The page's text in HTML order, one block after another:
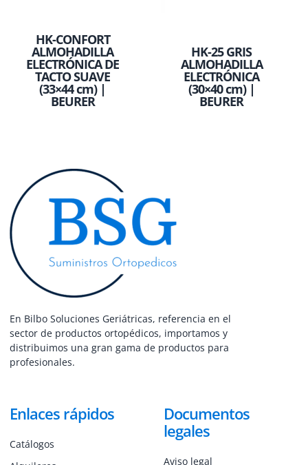
HK-CONFORT
ALMOHADILLA
ELECTRÓNICA DE
TACTO SUAVE
(33×44 cm) |
BEURER
HK-25 GRIS
ALMOHADILLA
ELECTRÓNICA
(30×40 cm) |
BEURER
En Bilbo Soluciones Geriátricas, referencia en el
sector de productos ortopédicos, importamos y
distribuimos una gran gama de productos para
profesionales.
Enlaces rápidos
Catálogos
Documentos
legales
Aviso legal